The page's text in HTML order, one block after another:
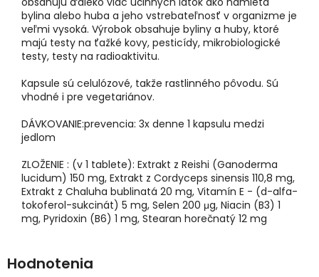
bylina alebo huba a jeho vstrebateľnosť v organizme je
veľmi vysoká. Výrobok obsahuje byliny a huby, ktoré
majú testy na ťažké kovy, pesticídy, mikrobiologické
testy, testy na radioaktivitu.
Kapsule sú celulózové, takže rastlinného pôvodu. Sú
vhodné i pre vegetariánov.
DÁVKOVANIE:prevencia: 3x denne 1 kapsulu medzi
jedlom
ZLOŽENIE : (v 1 tablete): Extrakt z Reishi (Ganoderma
lucidum) 150 mg, Extrakt z Cordyceps sinensis 110,8 mg,
Extrakt z Chaluha bublinatá 20 mg, Vitamín E - (d-alfa-
tokoferol-sukcinát) 5 mg, Selen 200 μg, Niacin (B3) 1
mg, Pyridoxin (B6) 1 mg, Stearan horečnatý 12 mg